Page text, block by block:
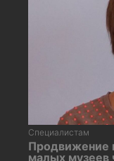
Специалистам
Продвижение
малых музеев